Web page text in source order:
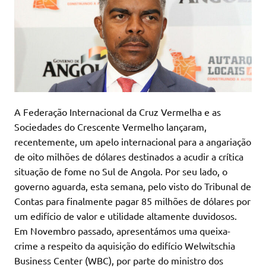
A Federação Internacional da Cruz Vermelha e as
Sociedades do Crescente Vermelho lançaram,
recentemente, um apelo internacional para a angariação
de oito milhões de dólares destinados a acudir a crítica
situação de fome no Sul de Angola. Por seu lado, o
governo aguarda, esta semana, pelo visto do Tribunal de
Contas para finalmente pagar 85 milhões de dólares por
um edifício de valor e utilidade altamente duvidosos.
Em Novembro passado, apresentámos uma queixa-
crime a respeito da aquisição do edifício Welwitschia
Business Center (WBC), por parte do ministro dos